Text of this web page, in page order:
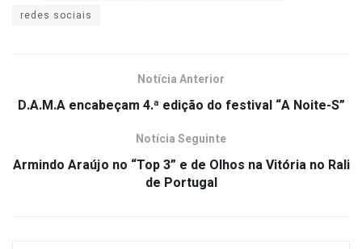
redes sociais
Notícia Anterior
D.A.M.A encabeçam 4.ª edição do festival “A Noite-S”
Notícia Seguinte
Armindo Araújo no “Top 3” e de Olhos na Vitória no Rali
de Portugal